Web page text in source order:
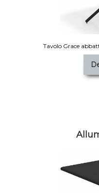
Tavolo Grace